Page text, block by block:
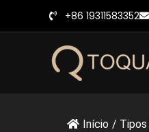
+86 19311583352
Início / Tipos